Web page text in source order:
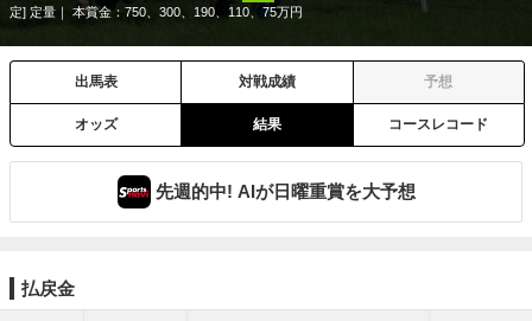
定] 定量
本賞金：750、300、190、110、75万円
出馬表 対戦成績 予想
オッズ 結果 コースレコード
先週的中! AIが日曜重賞を大予想
払戻金